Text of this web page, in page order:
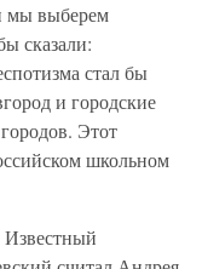
мы выберем
сказали:
стал бы
и городские
Этот
школьном